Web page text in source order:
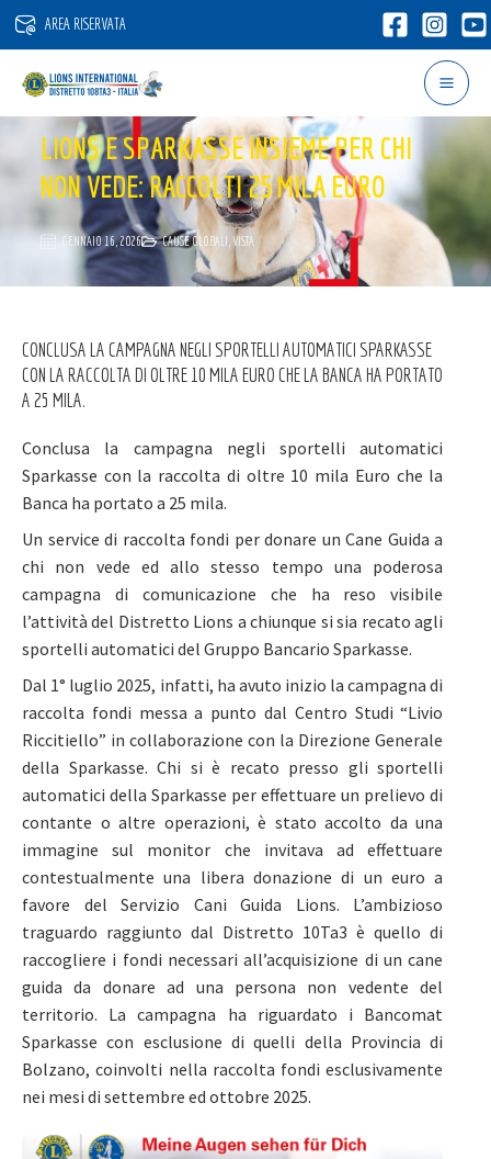
Vai
contenuto
AREA RISERVATA
LIONS E SPARKASSE INSIEME PER CHI
NON VEDE: RACCOLTI 25 MILA EURO
GENNAIO 16, 2026 CAUSE GLOBALI VISTA
CONCLUSA LA CAMPAGNA NEGLI SPORTELLI AUTOMATICI SPARKASSE
CON LA RACCOLTA DI OLTRE 10 MILA EURO CHE LA BANCA HA PORTATO
A 25 MILA.
Conclusa la campagna negli sportelli automatici
Sparkasse con la raccolta di oltre 10 mila Euro che la
Banca ha portato a 25 mila.
Un service di raccolta fondi per donare un Cane Guida a
chi non vede ed allo stesso tempo una poderosa
campagna di comunicazione che ha reso visibile
l’attività del Distretto Lions a chiunque si sia recato agli
sportelli automatici del Gruppo Bancario Sparkasse.
Dal 1° luglio 2025, infatti, ha avuto inizio la campagna di
raccolta fondi messa a punto dal Centro Studi “Livio
Riccitiello” in collaborazione con la Direzione Generale
della Sparkasse. Chi si è recato presso gli sportelli
automatici della Sparkasse per effettuare un prelievo di
contante o altre operazioni, è stato accolto da una
immagine sul monitor che invitava ad effettuare
contestualmente una libera donazione di un euro a
favore del Servizio Cani Guida Lions. L’ambizioso
traguardo raggiunto dal Distretto 10Ta3 è quello di
raccogliere i fondi necessari all’acquisizione di un cane
guida da donare ad una persona non vedente del
territorio. La campagna ha riguardato i Bancomat
Sparkasse con esclusione di quelli della Provincia di
Bolzano, coinvolti nella raccolta fondi esclusivamente
nei mesi di settembre ed ottobre 2025.